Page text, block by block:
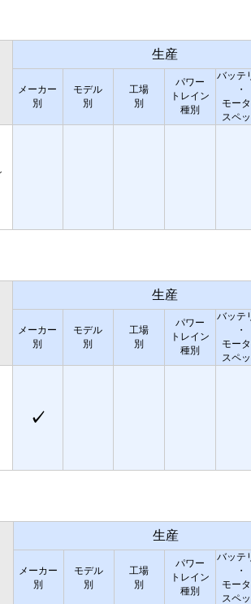
生産
メーカー
別
モデル
別
工場
別
パワー
トレイン
種別
バッテ
・
モー
スペ
生産
メーカー
別
モデル
別
工場
別
パワー
トレイン
種別
バッテ
・
モー
スペ
✓
生産
メーカー
別
モデル
別
工場
別
パワー
トレイン
種別
バッテ
・
モー
スペ